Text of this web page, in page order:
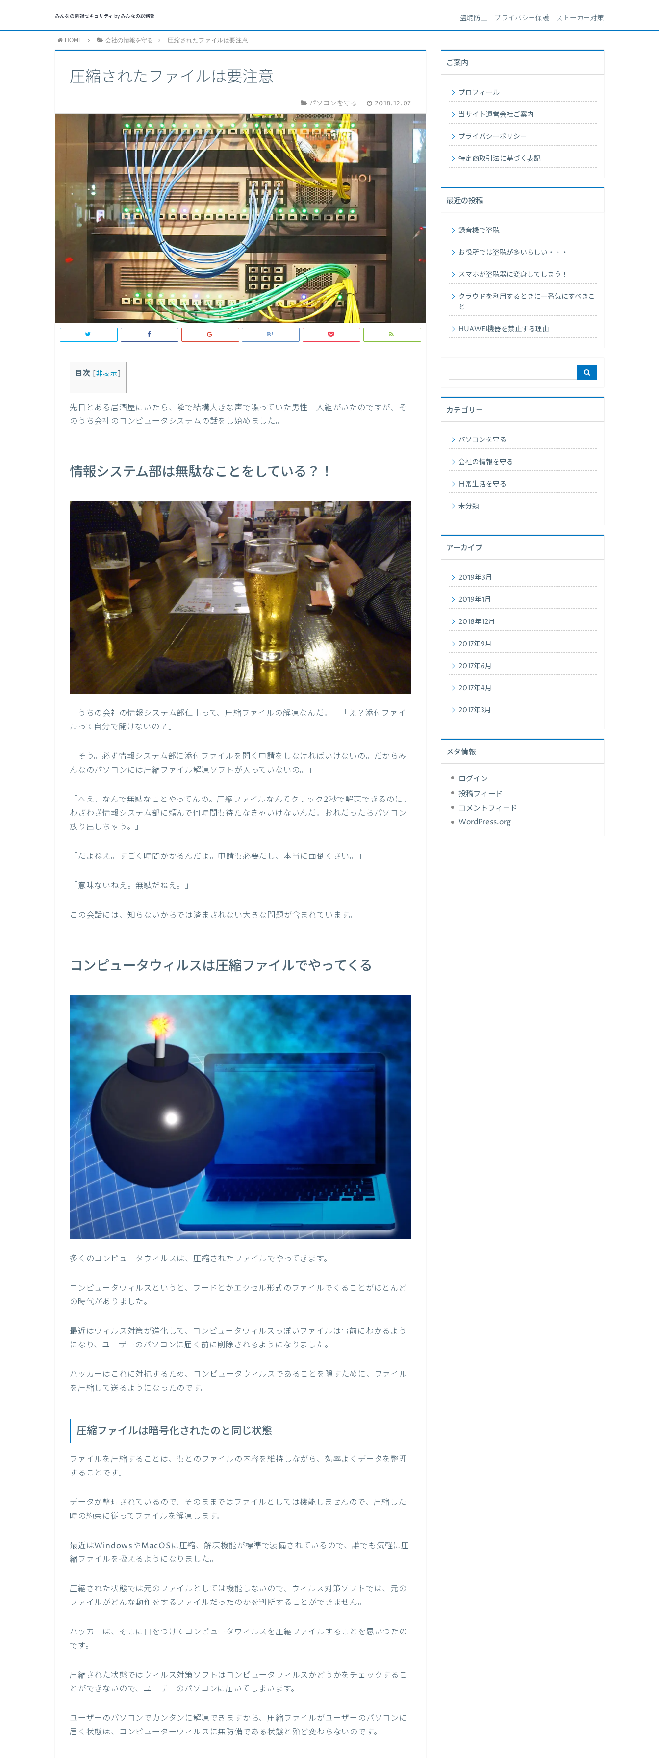
みんなの情報セキュリティ by みんなの総務部 盗聴防止 プライバシー保護 ストーカー対策
HOME 会社の情報を守る 圧縮されたファイルは要注意
圧縮されたファイルは要注意
パソコンを守る 2018.12.07
目次 [非表示]
先日とある居酒屋にいたら、隣で結構大きな声で喋っていた男性二人組がいたのですが、そ
のうち会社のコンピュータシステムの話をし始めました。
情報システム部は無駄なことをしている？！
「うちの会社の情報システム部仕事って、圧縮ファイルの解凍なんだ。」「え？添付ファイ
ルって自分で開けないの？」
「そう。必ず情報システム部に添付ファイルを開く申請をしなければいけないの。だからみ
んなのパソコンには圧縮ファイル解凍ソフトが入っていないの。」
「へえ、なんで無駄なことやってんの。圧縮ファイルなんてクリック2秒で解凍できるのに、
わざわざ情報システム部に頼んで何時間も待たなきゃいけないんだ。おれだったらパソコン
放り出しちゃう。」
「だよねえ。すごく時間かかるんだよ。申請も必要だし、本当に面倒くさい。」
「意味ないねえ。無駄だねえ。」
この会話には、知らないからでは済まされない大きな問題が含まれています。
コンピュータウィルスは圧縮ファイルでやってくる
多くのコンピュータウィルスは、圧縮されたファイルでやってきます。
コンピュータウィルスというと、ワードとかエクセル形式のファイルでくることがほとんど
の時代がありました。
最近はウィルス対策が進化して、コンピュータウィルスっぽいファイルは事前にわかるよう
になり、ユーザーのパソコンに届く前に削除されるようになりました。
ハッカーはこれに対抗するため、コンピュータウィルスであることを隠すために、ファイル
を圧縮して送るようになったのです。
圧縮ファイルは暗号化されたのと同じ状態
ファイルを圧縮することは、もとのファイルの内容を維持しながら、効率よくデータを整理
することです。
データが整理されているので、そのままではファイルとしては機能しませんので、圧縮した
時の約束に従ってファイルを解凍します。
最近はWindowsやMacOSに圧縮、解凍機能が標準で装備されているので、誰でも気軽に圧
縮ファイルを扱えるようになりました。
圧縮された状態では元のファイルとしては機能しないので、ウィルス対策ソフトでは、元の
ファイルがどんな動作をするファイルだったのかを判断することができません。
ハッカーは、そこに目をつけてコンピュータウィルスを圧縮ファイルすることを思いつたの
です。
圧縮された状態ではウィルス対策ソフトはコンピュータウィルスかどうかをチェックするこ
とができないので、ユーザーのパソコンに届いてしまいます。
ユーザーのパソコンでカンタンに解凍できますから、圧縮ファイルがユーザーのパソコンに
届く状態は、コンピューターウィルスに無防備である状態と殆ど変わらないのです。
ご案内
プロフィール
当サイト運営会社ご案内
プライバシーポリシー
特定商取引法に基づく表記
最近の投稿
録音機で盗聴
お役所では盗聴が多いらしい・・・
スマホが盗聴器に変身してしまう！
クラウドを利用するときに一番気にすべきこ
と
HUAWEI機器を禁止する理由
カテゴリー
パソコンを守る
会社の情報を守る
日常生活を守る
未分類
アーカイブ
2019年3月
2019年1月
2018年12月
2017年9月
2017年6月
2017年4月
2017年3月
メタ情報
ログイン
投稿フィード
コメントフィード
WordPress.org